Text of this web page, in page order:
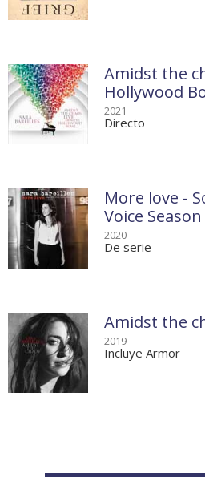
Amidst the
Hollywood
2021
Directo
More love -
Voice
2020
De serie
Amidst the
2019
Incluye Armor